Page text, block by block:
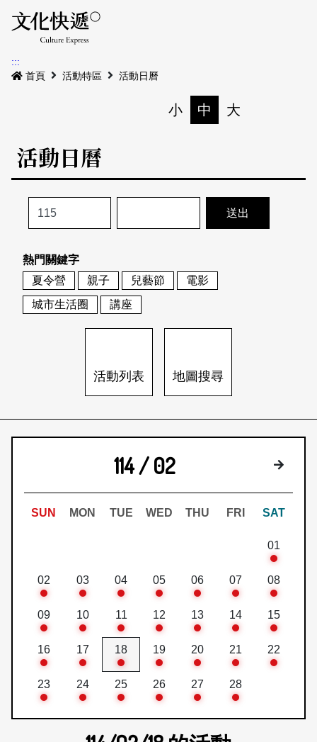
最新公告
本期專題
歷史專題
活動特區
活動列表
地圖搜尋
關於我們
關於我們
刊物索取地點
會員基本資料
刊登活動
網站導覽 English
日本語 登入/註冊
:::
首頁
活動特區 活動日曆
小 中 大
活動日曆
熱門關鍵字
夏令營
親子 兒藝節
電影
城市生活圈
講座
活動列表 地圖搜尋
114 / 02 下個月
SUN MON TUE WED THU FRI SAT
01
02 03 04 05 06 07 08
09 10 11 12 13 14 15
16 17 18 19 20 21 22
23 24 25 26 27 28